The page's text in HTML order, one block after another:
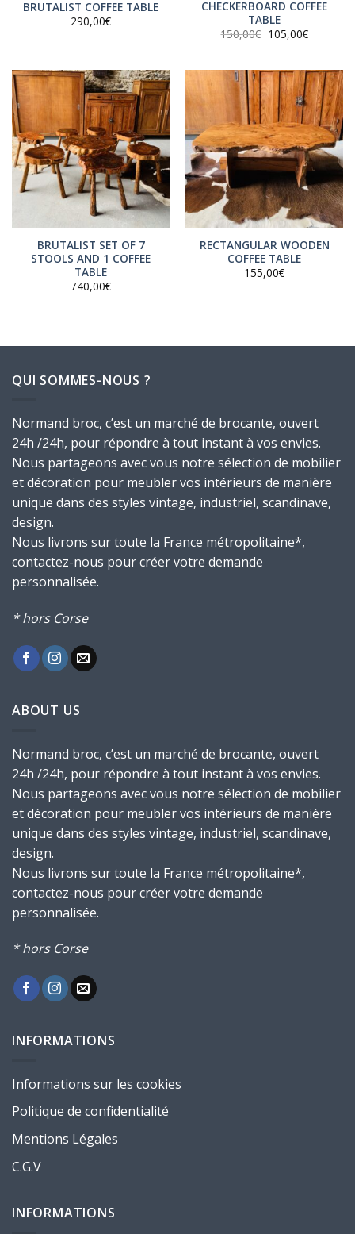
BRUTALIST COFFEE TABLE
290,00€
CHECKERBOARD COFFEE
TABLE
150,00€ Le
150,00€.
105,00€Le
105,00€.
BRUTALIST SET OF 7
STOOLS AND 1 COFFEE
TABLE
740,00€
RECTANGULAR WOODEN
COFFEE TABLE
155,00€
QUI SOMMES-NOUS ?
Normand broc, c’est un marché de brocante, ouvert
24h /24h, pour répondre à tout instant à vos envies.
Nous partageons avec vous notre sélection de mobilier
et décoration pour meubler vos intérieurs de manière
unique dans des styles vintage, industriel, scandinave,
design.
Nous livrons sur toute la France métropolitaine*,
contactez-nous pour créer votre demande
personnalisée.
* hors Corse
ABOUT US
Normand broc, c’est un marché de brocante, ouvert
24h /24h, pour répondre à tout instant à vos envies.
Nous partageons avec vous notre sélection de mobilier
et décoration pour meubler vos intérieurs de manière
unique dans des styles vintage, industriel, scandinave,
design.
Nous livrons sur toute la France métropolitaine*,
contactez-nous pour créer votre demande
personnalisée.
* hors Corse
INFORMATIONS
Informations sur les cookies
Politique de confidentialité
Mentions Légales
C.G.V
INFORMATIONS